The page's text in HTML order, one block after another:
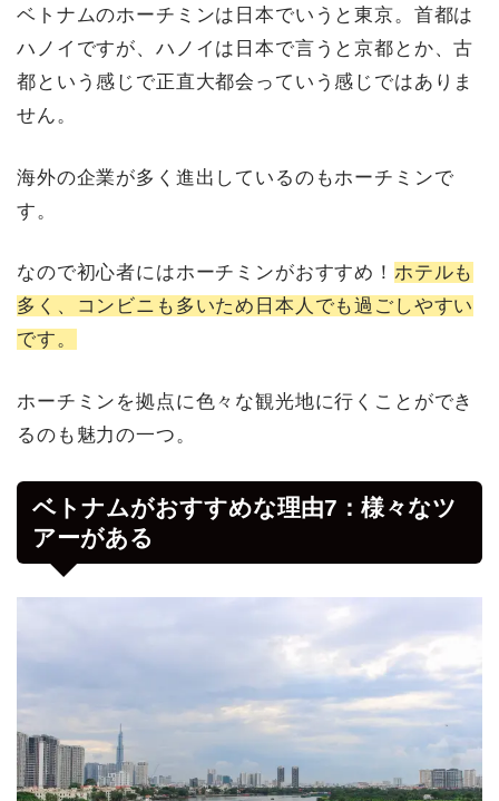
ベトナムのホーチミンは日本でいうと東京。首都は
ハノイですが、ハノイは日本で言うと京都とか、古
都という感じで正直大都会っていう感じではありま
せん。
海外の企業が多く進出しているのもホーチミンで
す。
なので初心者にはホーチミンがおすすめ！ ホテルも
多く、コンビニも多いため日本人でも過ごしやすい
です。
ホーチミンを拠点に色々な観光地に行くことができ
るのも魅力の一つ。
ベトナムがおすすめな理由7：様々なツ
アーがある